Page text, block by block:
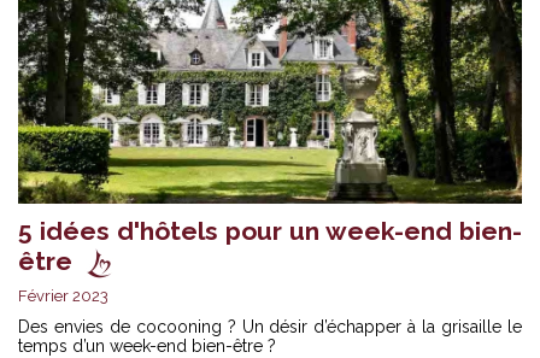
5 idées d'hôtels pour un week-end bien-
être
Février 2023
Des envies de cocooning ? Un désir d’échapper à la grisaille le
temps d’un week-end bien-être ?